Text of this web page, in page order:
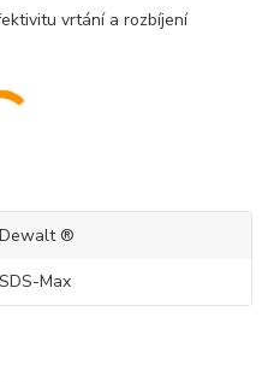
vrtání a rozbíjení
Dewalt ®
SDS-Max